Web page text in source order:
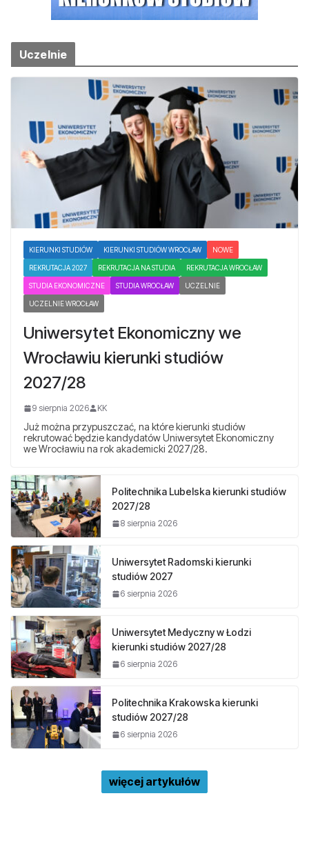
Uczelnie
KIERUNKI STUDIÓW KIERUNKI STUDIÓW WROCŁAW NOWE
REKRUTACJA 2027 REKRUTACJA NA STUDIA REKRUTACJA WROCŁAW
STUDIA EKONOMICZNE STUDIA WROCŁAW UCZELNIE
UCZELNIE WROCŁAW
Uniwersytet Ekonomiczny we
Wrocławiu kierunki studiów
2027/28
9 sierpnia 2026 KK
Już można przypuszczać, na które kierunki studiów
rekrutować będzie kandydatów Uniwersytet Ekonomiczny
we Wrocławiu na rok akademicki 2027/28.
Politechnika Lubelska kierunki studiów
2027/28
8 sierpnia 2026
Uniwersytet Radomski kierunki
studiów 2027
6 sierpnia 2026
Uniwersytet Medyczny w Łodzi
kierunki studiów 2027/28
6 sierpnia 2026
Politechnika Krakowska kierunki
studiów 2027/28
6 sierpnia 2026
więcej artykułów